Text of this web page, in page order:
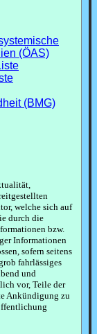
(ÖAS)
(BMG)
welche sich auf
durch die
bzw.
Informationen
sofern seitens
fahrlässiges
und
vor, Teile der
Ankündigung zu